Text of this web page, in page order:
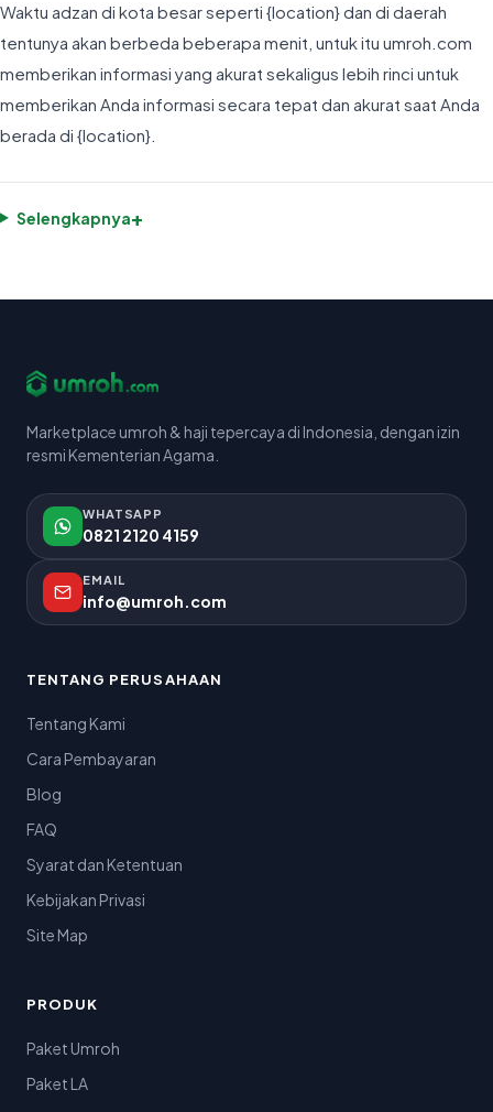
Waktu adzan di kota besar seperti {location} dan di daerah
tentunya akan berbeda beberapa menit, untuk itu umroh.com
memberikan informasi yang akurat sekaligus lebih rinci untuk
memberikan Anda informasi secara tepat dan akurat saat Anda
berada di {location}.
Selengkapnya+
Marketplace umroh & haji tepercaya di Indonesia, dengan izin
resmi Kementerian Agama.
WHATSAPP
0821 2120 4159
EMAIL
info@umroh.com
TENTANG PERUSAHAAN
Tentang Kami
Cara Pembayaran
Blog
FAQ
Syarat dan Ketentuan
Kebijakan Privasi
Site Map
PRODUK
Paket Umroh
Paket LA